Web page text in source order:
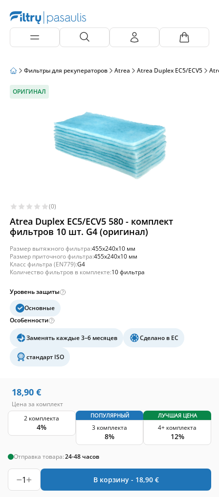
Фильтры для рекуператоров Atrea Atrea Duplex EC5/ECV5
ОРИГИНАЛ
(0)
Atrea Duplex EC5/ECV5 580 - комплект
фильтров 10 шт. G4 (оригинал)
Размер вытяжного фильтра:455x240x10 мм
Размер приточного фильтра:455x240x10 мм
Класс фильтра (EN779):G4
Количество фильтров в комплекте:10 фильтра
Уровень защиты
Основные
Особенности
Заменять каждые 3–6 месяцев Сделано в ЕС
стандарт ISO
18,90 €
Цена за комплект
2 комплекта
4%
ПОПУЛЯРНЫЙ
3 комплекта
8%
ЛУЧШАЯ ЦЕНА
4+ комплекта
12%
Отправка товара:24-48 часов
1 В корзину - 18,90 €